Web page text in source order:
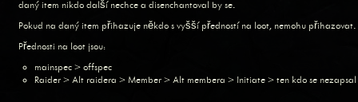
daný item nikdo další nechce a disenchantoval by se.
Pokud na daný item přihazuje někdo s vyšší předností na loot, nemohu přihazovat.
Přednosti na loot jsou:
mainspec > offspec
Raider > Alt raidera > Member > Alt membera > Initiate > ten kdo se